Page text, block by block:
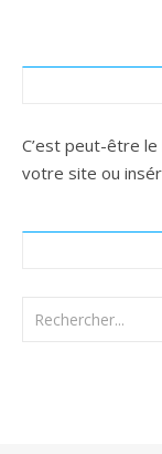
C’est peut-être
votre site ou